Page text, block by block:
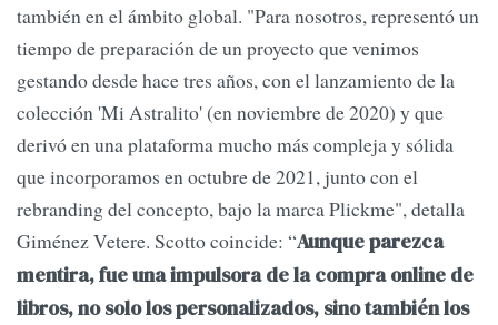
también en el ámbito global. "Para nosotros, representó un
tiempo de preparación de un proyecto que venimos
gestando desde hace tres años, con el lanzamiento de la
colección 'Mi Astralito' (en noviembre de 2020) y que
derivó en una plataforma mucho más compleja y sólida
que incorporamos en octubre de 2021, junto con el
rebranding del concepto, bajo la marca Plickme", detalla
Giménez Vetere. Scotto coincide: “Aunque parezca
mentira, fue una impulsora de la compra online de
libros, no solo los personalizados, sino también los